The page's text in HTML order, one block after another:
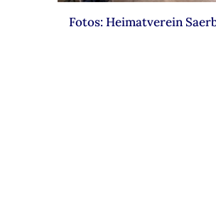
Fotos: Heimatverein